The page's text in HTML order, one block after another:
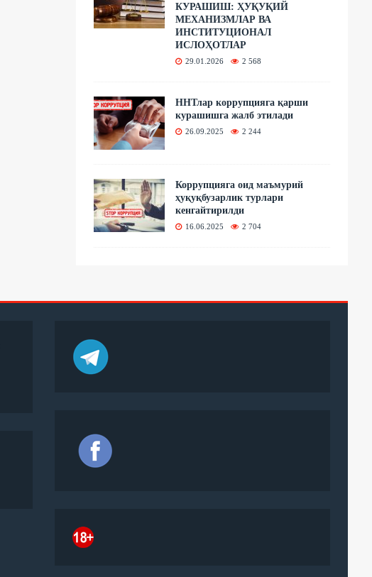
КУРАШИШ: ҲУҚУҚИЙ
МЕХАНИЗМЛАР ВА
ИНСТИТУЦИОНАЛ
ИСЛОҲОТЛАР
29.01.2026 2 568
ННТлар коррупцияга қарши
курашишга жалб этилади
26.09.2025 2 244
Коррупцияга оид маъмурий
ҳуқуқбузарлик турлари
кенгайтирилди
16.06.2025 2 704